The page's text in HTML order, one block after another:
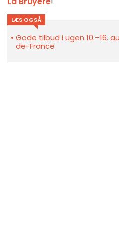
LÆS OGSÅ
Gode tilbud i ugen 10.–16.
de-France